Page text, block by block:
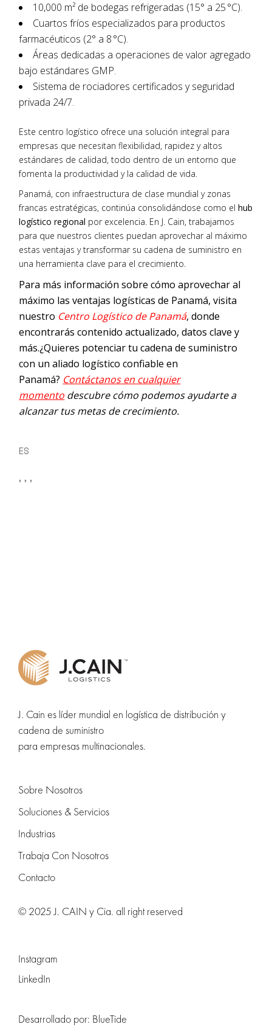
10,000 m² de bodegas refrigeradas (15° a 25 °C).
Cuartos fríos especializados para productos
farmacéuticos (2° a 8 °C).
Áreas dedicadas a operaciones de valor agregado
bajo estándares GMP.
Sistema de rociadores certificados y seguridad
privada 24/7.
Este centro logístico ofrece una solución integral para
empresas que necesitan flexibilidad, rapidez y altos
estándares de calidad, todo dentro de un entorno que
fomenta la productividad y la calidad de vida.
Panamá, con infraestructura de clase mundial y zonas
francas estratégicas, continúa consolidándose como elhub
logístico regional por excelencia. En J. Cain, trabajamos
para que nuestros clientes puedan aprovechar al máximo
estas ventajas y transformar su cadena de suministro en
una herramienta clave para el crecimiento.
Para más información sobre cómo aprovechar al
máximo las ventajas logísticas de Panamá, visita
nuestro Centro Logístico de Panamá, donde
encontrarás contenido actualizado, datos clave y
más.¿Quieres potenciar tu cadena de suministro
con un aliado logístico confiable en
Panamá? Contáctanos en cualquier
momento descubre cómo podemos ayudarte a
alcanzar tus metas de crecimiento.
ES
J. Cain es líder mundial en logística de distribución y
cadena de suministro
para empresas multinacionales.
Sobre Nosotros
Soluciones & Servicios
Industrias
Trabaja Con Nosotros
Contacto
© 2025 J. CAIN y Cia. all right reserved
Instagram
LinkedIn
Desarrollado por: BlueTide